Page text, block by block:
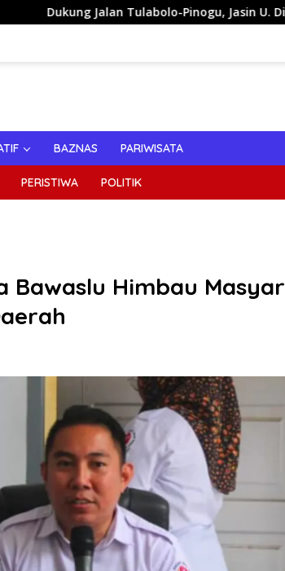
Tulabolo-Pinogu, Jasin U. Dilo Puji Sinergi
BAZNAS PARIWISATA
PERISTIWA POLITIK
Bawaslu Himbau